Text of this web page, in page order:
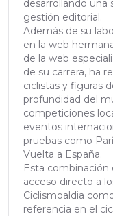
desarrollando una
gestión editorial.
Además de su
en la web
de la web
de su carrera, ha
ciclistas y figuras
profundidad del
competiciones
eventos
pruebas como
Vuelta a España.
Esta
acceso directo a
Ciclismoaldia
referencia en el